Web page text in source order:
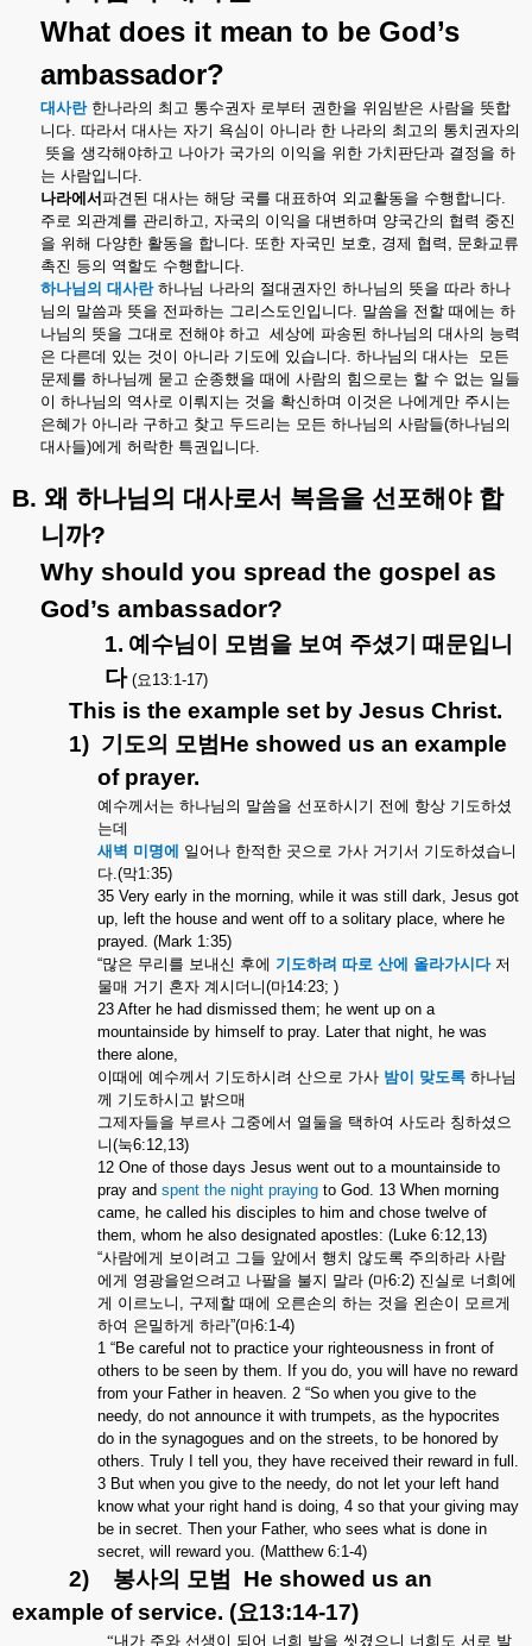
What does it mean to be God’s
ambassador?
대사란 한나라의 최고 통수권자 로부터 권한을 위임받은 사람을 뜻합
니다. 따라서 대사는 자기 욕심이 아니라 한 나라의 최고의 통치권자의
뜻을 생각해야하고 나아가 국가의 이익을 위한 가치판단과 결정을 하
는 사람입니다.
나라에서 파견된 대사는 해당 국를 대표하여 외교활동을 수행합니다.
주로 외관계를 관리하고, 자국의 이익을 대변하며 양국간의 협력 중진
을 위해 다양한 활동을 합니다. 또한 자국민 보호, 경제 협력 , 문화교류
촉진 등의 역할도 수행합니다.
하나님의 대사란 하나님 나라의 절대권자인 하나님의 뜻을 따라 하나
님의 말씀과 뜻을 전파하는 그리스도인입니다. 말씀을 전할 때에는 하
나님의 뜻을 그대로 전해야 하고 세상에 파송된 하나님의 대사의 능력
은 다른데 있는 것이 아니라 기도에 있습니다. 하나님의 대사는
모든
문제를 하나님께 묻고 순종했을 때에 사람의 힘으로는 할 수 없는 일들
이 하나님의 역사로 이뤄지는 것을 확신하며 이것은 나에게만 주시는
은혜가 아니라 구하고 찾고 두드리는 모든 하나님의 사람들(하나님의
대사들)에게 허락한 특권입니다.
B. 왜 하나님의 대사로서 복음을 선포해야 합
니까?
Why should you spread the gospel as
God’s ambassador?
1. 예수님이 모범을 보여 주셨기
때문입니
다 (요13:1-17)
This is the example set by Jesus Christ.
1) 기도의 모범He showed us an example
of prayer.
예수께서는 하나님의 말씀을 선포하시기 전에 항상 기도하셨
는데
새벽 미명에 일어나 한적한 곳으로 가사 거기서 기도하셨습니
다.(막1:35)
35 Very early in the morning, while it was still dark, Jesus got
up, left the house and went off to a solitary place, where he
prayed. (Mark 1:35)
“많은 무리를 보내신 후에 기도하려 따로 산에 올라가시다 저
물매 거기 혼자 계시더니(마14:23; )
23 After he had dismissed them; he went up on a
mountainside by himself to pray. Later that night, he was
there alone,
이때에 예수께서 기도하시려 산으로 가사 밤이 맞도록 하나님
께 기도하시고 밝으매
그제자들을 부르사 그중에서 열둘을 택하여 사도라 칭하셨으
니(눅6:12,13)
12 One of those days Jesus went out to a mountainside to
pray and spent the night praying to God. 13 When morning
came, he called his disciples to him and chose twelve of
them, whom he also designated apostles: (Luke 6:12,13)
“사람에게 보이려고 그들 앞에서 행치 않도록 주의하라 사람
에게 영광을얻으려고 나팔을 불지 말라 (마6:2) 진실로 너희에
게 이르노니 , 구제할 때에 오른손의 하는 것을 왼손이 모르게
하여 은밀하게 하라”(마6:1-4)
1 “Be careful not to practice your righteousness in front of
others to be seen by them. If you do, you will have no reward
from your Father in heaven. 2 “So when you give to the
needy, do not announce it with trumpets, as the hypocrites
do in the synagogues and on the streets, to be honored by
others. Truly I tell you, they have received their reward in full.
3 But when you give to the needy, do not let your left hand
know what your right hand is doing, 4 so that your giving may
be in secret. Then your Father, who sees what is done in
secret, will reward you. (Matthew 6:1-4)
2) 봉사의 모범
He showed us an
example of service. (요13:14-17)
“내가 주와 선생이 되어 너희 발을 씻겼으니 너희도 서로 발